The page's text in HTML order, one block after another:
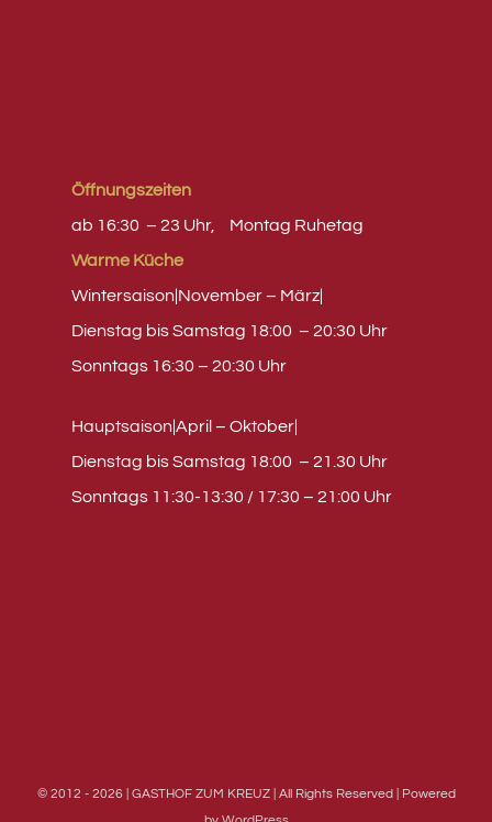
Öffnungszeiten
ab 16:30 – 23 Uhr,
Montag Ruhetag
Warme Küche
Wintersaison|November – März|
Dienstag bis Samstag 18:00 – 20:30 Uhr
Sonntags 16:30 – 20:30 Uhr
Hauptsaison|April – Oktober|
Dienstag bis Samstag 18:00 – 21.30 Uhr
Sonntags 11:30-13:30 / 17:30 – 21:00 Uhr
© 2012 - 2026 | GASTHOF ZUM KREUZ | All Rights Reserved | Powered